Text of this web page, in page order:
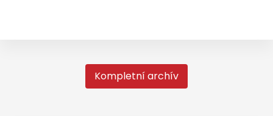
Kompletní archív